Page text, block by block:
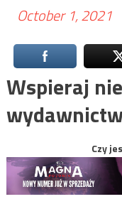
October 1, 2021
Wspieraj
Czy